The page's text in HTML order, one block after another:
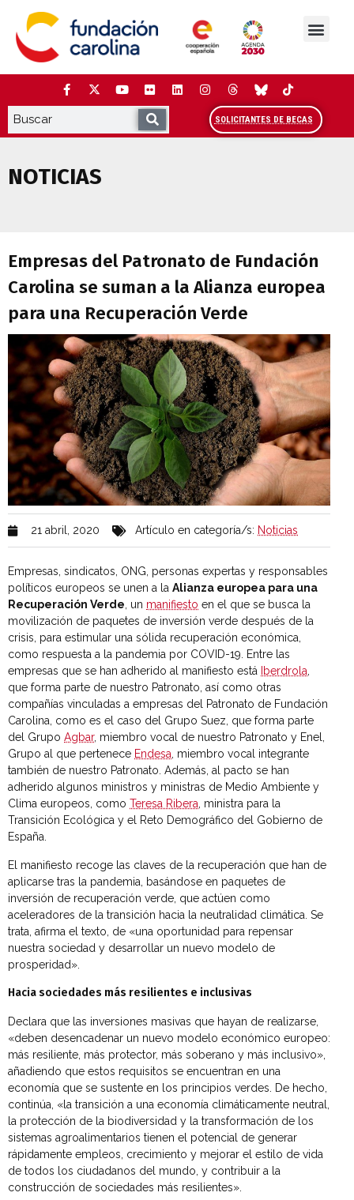
contenido
SOLICITANTES DE BECAS
NOTICIAS
Empresas del Patronato de Fundación
Carolina se suman a la Alianza europea
para una Recuperación Verde
21 abril, 2020 Artículo en categoría/s: Noticias
Empresas, sindicatos, ONG, personas expertas y responsables
políticos europeos se unen a la Alianza europea para una
Recuperación Verde, un manifiesto en el que se busca la
movilización de paquetes de inversión verde después de la
crisis, para estimular una sólida recuperación económica,
como respuesta a la pandemia por COVID-19. Entre las
empresas que se han adherido al manifiesto está Iberdrola,
que forma parte de nuestro Patronato, así como otras
compañías vinculadas a empresas del Patronato de Fundación
Carolina, como es el caso del Grupo Suez, que forma parte
del Grupo Agbar, miembro vocal de nuestro Patronato y Enel,
Grupo al que pertenece Endesa, miembro vocal integrante
también de nuestro Patronato. Además, al pacto se han
adherido algunos ministros y ministras de Medio Ambiente y
Clima europeos, como Teresa Ribera, ministra para la
Transición Ecológica y el Reto Demográfico del Gobierno de
España.
El manifiesto recoge las claves de la recuperación que han de
aplicarse tras la pandemia, basándose en paquetes de
inversión de recuperación verde, que actúen como
aceleradores de la transición hacia la neutralidad climática. Se
trata, afirma el texto, de «una oportunidad para repensar
nuestra sociedad y desarrollar un nuevo modelo de
prosperidad».
Hacia sociedades más resilientes e inclusivas
Declara que las inversiones masivas que hayan de realizarse,
«deben desencadenar un nuevo modelo económico europeo:
más resiliente, más protector, más soberano y más inclusivo»,
añadiendo que estos requisitos se encuentran en una
economía que se sustente en los principios verdes. De hecho,
continúa, «la transición a una economía climáticamente neutral,
la protección de la biodiversidad y la transformación de los
sistemas agroalimentarios tienen el potencial de generar
rápidamente empleos, crecimiento y mejorar el estilo de vida
de todos los ciudadanos del mundo, y contribuir a la
construcción de sociedades más resilientes».